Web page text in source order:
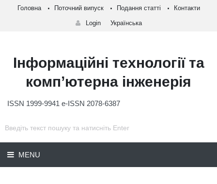
Головна Поточний випуск Подання статті Контакти
Login Українська
Інформаційні технології та
комп’ютерна інженерія
ISSN 1999-9941 e-ISSN 2078-6387
MENU